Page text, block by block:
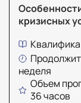
кризисных
неделя
Объем
36 часов